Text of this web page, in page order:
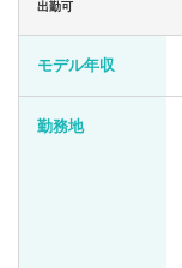
求人情報
出勤可
モデル年収
勤務地